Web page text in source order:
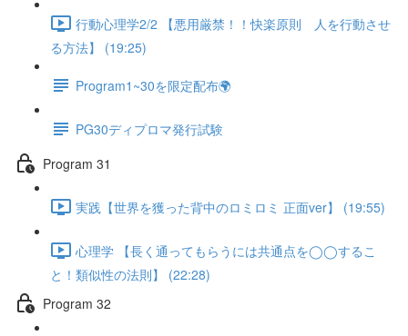
行動心理学2/2 【悪用厳禁！！快楽原則 人を行動させ
る方法】 (19:25)
Program1~30を限定配布🌍
PG30ディプロマ発行試験
Program 31
実践【世界を獲った背中のロミロミ 正面ver】 (19:55)
心理学 【長く通ってもらうには共通点を◯◯するこ
と！類似性の法則】 (22:28)
Program 32